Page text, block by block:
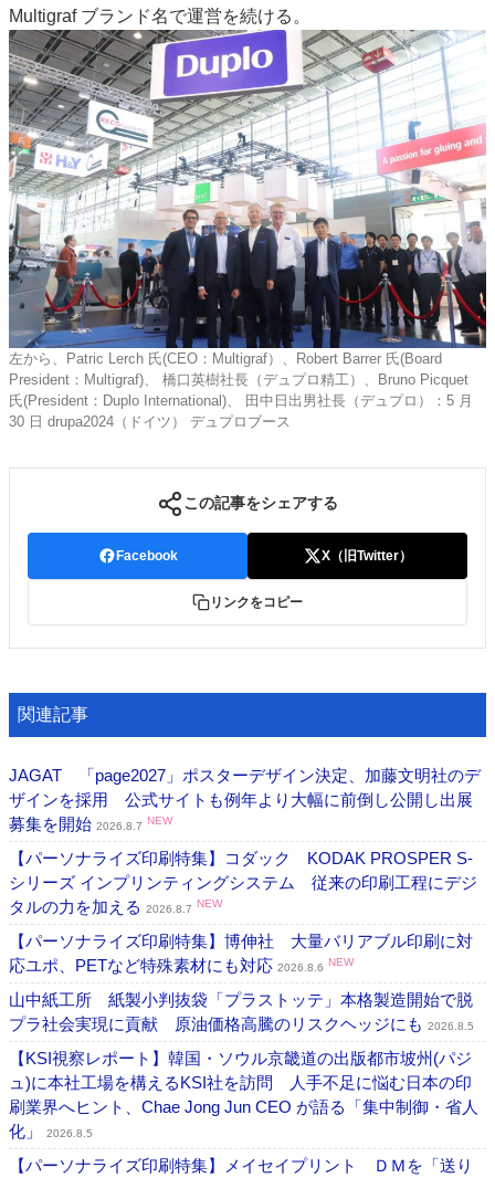
Multigraf ブランド名で運営を続ける。
左から、Patric Lerch 氏(CEO：Multigraf）、Robert Barrer 氏(Board
President：Multigraf)、 橋口英樹社長（デュプロ精工）、Bruno Picquet
氏(President：Duplo International)、 田中日出男社長（デュプロ）：5 月
30 日 drupa2024（ドイツ） デュプロブース
この記事をシェアする
Facebook X（旧Twitter）
リンクをコピー
関連記事
JAGAT 「page2027」ポスターデザイン決定、加藤文明社のデ
ザインを採用 公式サイトも例年より大幅に前倒し公開し出展
募集を開始 2026.8.7 NEW
【パーソナライズ印刷特集】コダック KODAK PROSPER S-
シリーズ インプリンティングシステム 従来の印刷工程にデジ
タルの力を加える 2026.8.7 NEW
【パーソナライズ印刷特集】博伸社 大量バリアブル印刷に対
応ユポ、PETなど特殊素材にも対応 2026.8.6 NEW
山中紙工所 紙製小判抜袋「プラストッテ」本格製造開始で脱
プラ社会実現に貢献 原油価格高騰のリスクヘッジにも 2026.8.5
【KSI視察レポート】韓国・ソウル京畿道の出版都市坡州(パジ
ュ)に本社工場を構えるKSI社を訪問 人手不足に悩む日本の印
刷業界へヒント、Chae Jong Jun CEO が語る「集中制御・省人
化」
2026.8.5
【パーソナライズ印刷特集】メイセイプリント ＤＭを「送り